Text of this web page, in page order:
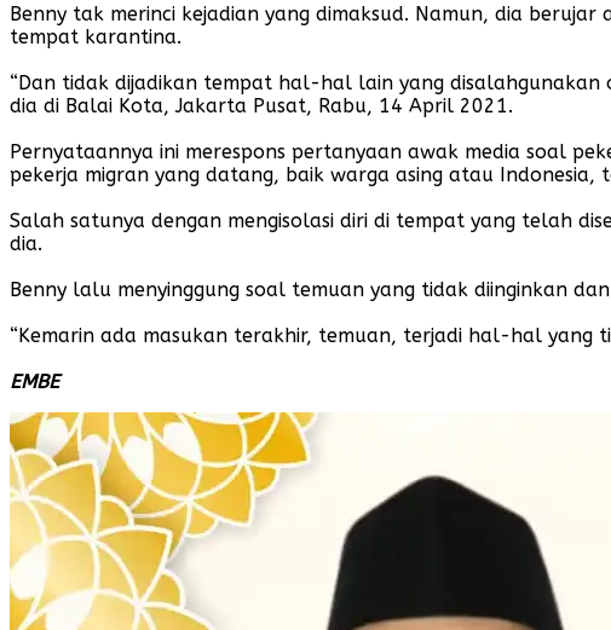
Benny tak merinci kejadian yang dimaksud. Namun, dia
tempat karantina.
“Dan tidak dijadikan tempat hal-hal lain yang
dia di Balai Kota, Jakarta Pusat, Rabu, 14 April 2021.
Pernyataannya ini merespons pertanyaan awak media soal
pekerja migran yang datang, baik warga asing atau
Salah satunya dengan mengisolasi diri di tempat yang telah
dia.
Benny lalu menyinggung soal temuan yang tidak diinginkan
“Kemarin ada masukan terakhir, temuan, terjadi hal-hal yang
EMBE